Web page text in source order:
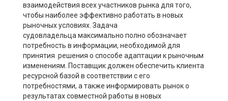
взаимодействия всех участников рынка для того,
чтобы наиболее эффективно работать в новых
рыночных условиях. Задача
судовладельца максимально полно обозначает
потребность в информации, необходимой для
принятия решения о способе адаптации к рыночным
изменениям. Поставщик должен обеспечить клиента
ресурсной базой в соответствии с его
потребностями, а также информировать рынок о
результатах совместной работы в новых